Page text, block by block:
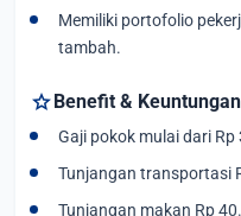
Memiliki portofolio
tambah.
starBenefit & Keuntungan
Gaji pokok mulai dari
Tunjangan transportasi
Tunjangan makan Rp